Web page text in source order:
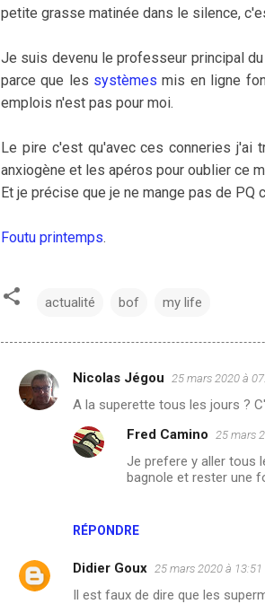
petite grasse matinée dans le silence,
Je suis devenu le professeur principal
parce que les systèmes mis en ligne
emplois n'est pas pour moi.
Le pire c'est qu'avec ces conneries j'ai
anxiogène et les apéros pour oublier ce
Et je précise que je ne mange pas de
Foutu printemps.
actualité bof my life
C
o
a
i
Nicolas Jégou 25 mars 2020 à
A la superette tous les jours ?
RÉPONDRE
Fred Camino 25 mars
Je prefere y aller tous
bagnole et rester une
Didier Goux 25 mars 2020 à 13:51
Il est faux de dire que les